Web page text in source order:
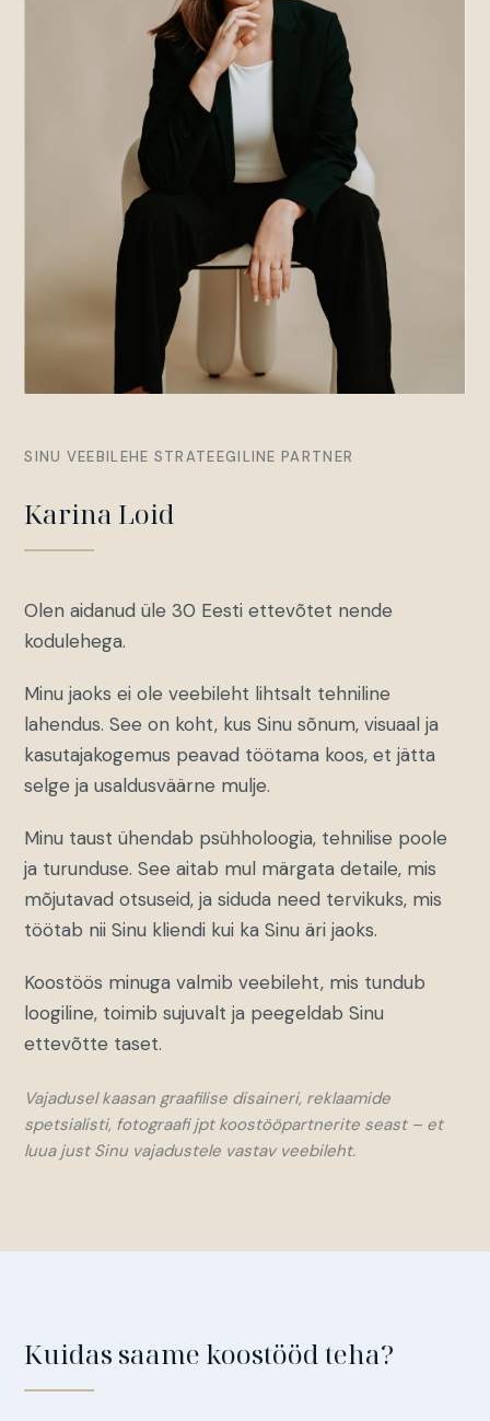
SINU VEEBILEHE STRATEEGILINE PARTNER
Karina Loid
Olen aidanud üle 30 Eesti ettevõtet nende
kodulehega.
Minu jaoks ei ole veebileht lihtsalt tehniline
lahendus. See on koht, kus Sinu sõnum, visuaal ja
kasutajakogemus peavad töötama koos, et jätta
selge ja usaldusväärne mulje.
Minu taust ühendab psühholoogia, tehnilise poole
ja turunduse. See aitab mul märgata detaile, mis
mõjutavad otsuseid, ja siduda need tervikuks, mis
töötab nii Sinu kliendi kui ka Sinu äri jaoks.
Koostöös minuga valmib veebileht, mis tundub
loogiline, toimib sujuvalt ja peegeldab Sinu
ettevõtte taset.
Vajadusel kaasan graafilise disaineri, reklaamide
spetsialisti, fotograafi jpt koostööpartnerite seast – et
luua just Sinu vajadustele vastav veebileht.
Kuidas saame koostööd teha?